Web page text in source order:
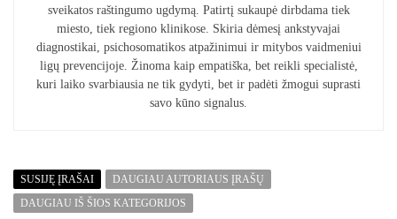
sveikatos raštingumo ugdymą. Patirtį sukaupė dirbdama tiek
miesto, tiek regiono klinikose. Skiria dėmesį ankstyvajai
diagnostikai, psichosomatikos atpažinimui ir mitybos vaidmeniui
ligų prevencijoje. Žinoma kaip empatiška, bet reikli specialistė,
kuri laiko svarbiausia ne tik gydyti, bet ir padėti žmogui suprasti
savo kūno signalus.
SUSIJĘ ĮRAŠAI
DAUGIAU AUTORIAUS ĮRAŠŲ
DAUGIAU IŠ ŠIOS KATEGORIJOS